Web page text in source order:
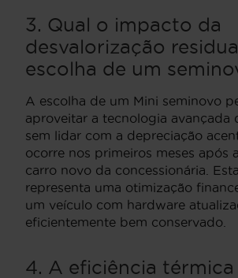
3. Qual o impacto da
desvalorização
escolha de um
A escolha de um Mini seminovo
aproveitar a tecnologia avançada
sem lidar com a depreciação
ocorre nos primeiros meses após
carro novo da concessionária.
representa uma otimização
um veículo com hardware
eficientemente bem conservado.
4. A eficiência térmica